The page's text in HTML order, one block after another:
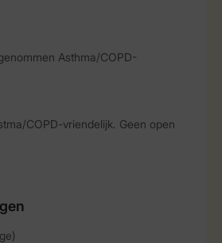
Asthma/COPD-
COPD-vriendelijk. Geen open